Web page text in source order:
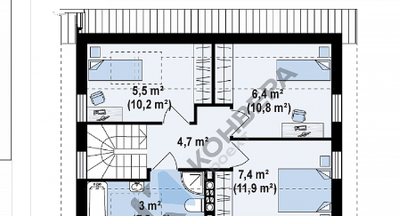
на мансарду. На втором
этаже поместились три
полноценные спальные
комнаты. Вдобавок на
мансарде есть удобная
ванная, комната для стирки и
сушки белья, а также
Это лучший проект, для
людей, ценящих хороший